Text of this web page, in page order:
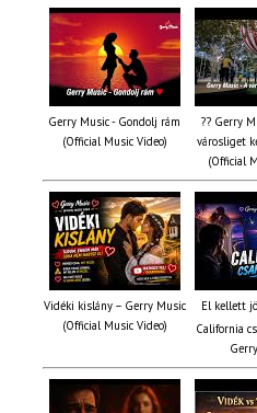
Gerry Music - Gondolj rám
(Official Music Video)
?? Gerry
városliget
(Official
Vidéki kislány – Gerry Music
(Official Music Video)
El kellett
California